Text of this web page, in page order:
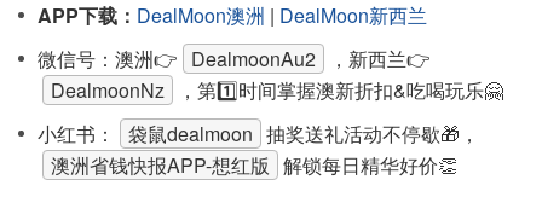
APP下载： DealMoon澳洲 | DealMoon新西兰
微信号：澳洲👉 DealmoonAu2
，新西兰👉
DealmoonNz
， 第1️⃣时间掌握澳新折扣&吃喝玩乐🤗
小红书：
袋鼠dealmoon 抽奖送礼活动不停歇🎁，
澳洲省钱快报APP-想红版 解锁每日精华好价👏